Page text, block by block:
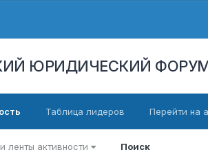
ЮРИДИЧЕСКИЙ
ленты активности Поиск
Таблица лидеров Перейти на